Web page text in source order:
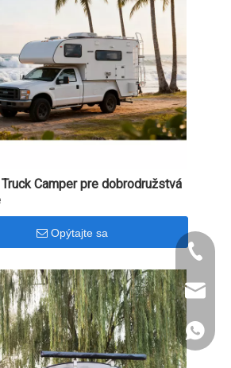
Camper pre dobrodružstvá
Opýtajte sa
+86-
+86-